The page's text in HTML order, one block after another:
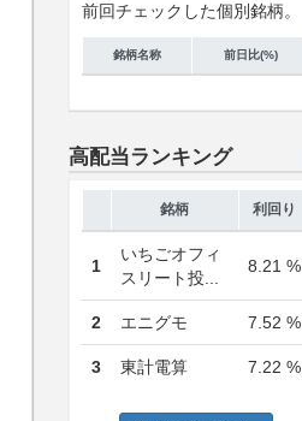
前回チェックした個別銘柄。
銘柄名称 前日比(%)
高配当ランキング
銘柄 利回り
1
いちごオフィ
スリート投...
8.21 %
2 エニグモ 7.52 %
3 東計電算 7.22 %